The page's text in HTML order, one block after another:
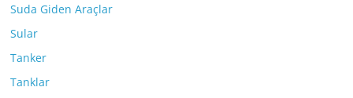
Suda Giden Araçlar
Sular
Tanker
Tanklar